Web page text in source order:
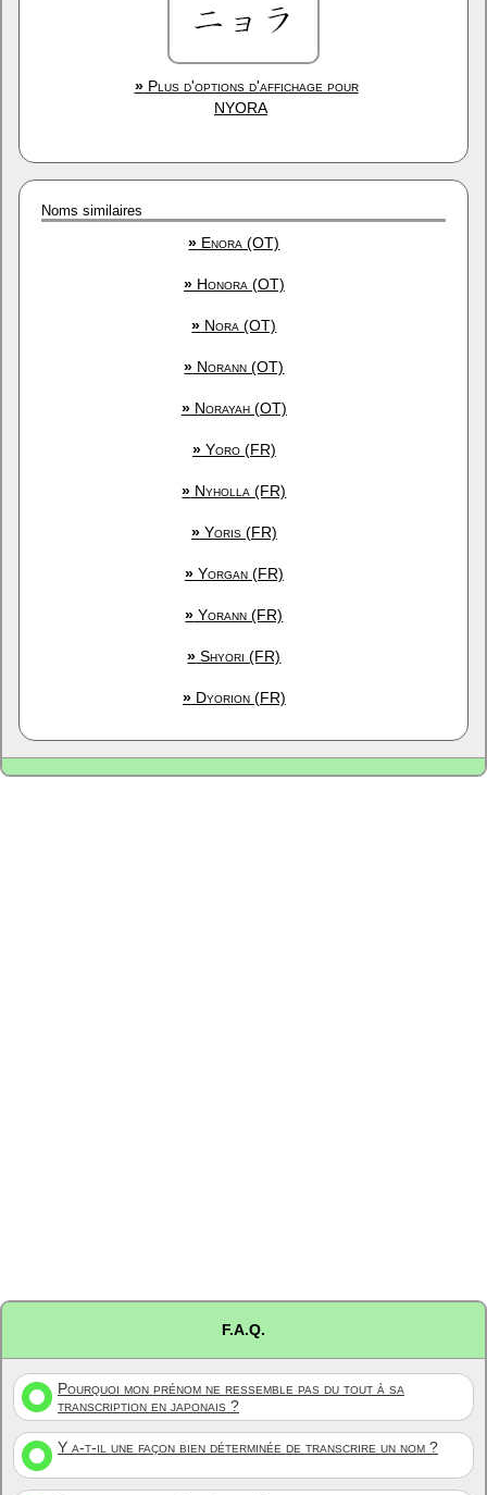
»Plus d'options d'affichage pour
NYORA
Noms similaires
» Enora (OT)
»Honora (OT)
» Nora (OT)
» Norann (OT)
»Norayah (OT)
»Yoro (FR)
» Nyholla (FR)
»Yoris (FR)
»Yorgan (FR)
» Yorann (FR)
» Shyori (FR)
»Dyorion (FR)
F.A.Q.
Pourquoi mon prénom ne ressemble pas du tout à sa
transcription en japonais ?
Y a-t-il une façon bien déterminée de transcrire un nom ?